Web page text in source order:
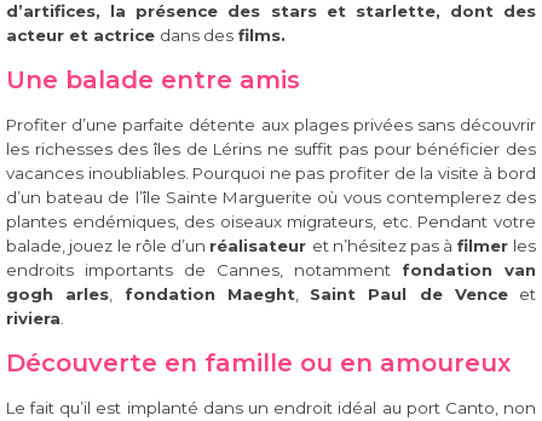
d’artifices, la présence des stars et starlette, dont des
acteur et actrice dans des films.
Une balade entre amis
Profiter d’une parfaite détente aux plages privées sans découvrir
les richesses des îles de Lérins ne suffit pas pour bénéficier des
vacances inoubliables. Pourquoi ne pas profiter de la visite à bord
d’un bateau de l’île Sainte Marguerite où vous contemplerez des
plantes endémiques, des oiseaux migrateurs, etc. Pendant votre
balade, jouez le rôle d’un réalisateur et n’hésitez pas à filmer les
endroits importants de Cannes, notamment fondation van
gogh arles
fondation Maeght Saint Paul de Venceet
riviera
Découverte en famille ou en amoureux
Le fait qu’il est implanté dans un endroit idéal au port Canto, non